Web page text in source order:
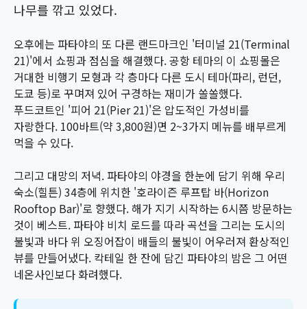
나무를 깎고 있었다.
오후에는 파타야의 또 다른 랜드마크인 '터미널 21(Terminal
21)'에서 쇼핑과 점심을 해결했다. 공항 테마의 이 쇼핑몰은
거대한 비행기 모형과 각 층마다 다른 도시 테마(파리, 런던,
도쿄 등)로 꾸며져 있어 구경하는 재미가 쏠쏠했다.
푸드코트인 '피어 21(Pier 21)'은 압도적인 가성비를
자랑한다. 100바트(약 3,800원)면 2~3가지 메뉴를 배부르게
먹을 수 있다.
그리고 대망의 저녁. 파타야의 야경을 한눈에 담기 위해 우리
숙소(힐튼) 34층에 위치한 '호라이즌 루프탑 바(Horizon
Rooftop Bar)'로 향했다. 해가 지기 시작하는 6시쯤 방문하는
것이 베스트. 파타야 비치 로드를 따라 곡선을 그리는 도시의
불빛과 바다 위 오징어잡이 배들의 불빛이 어우러져 환상적인
뷰를 만들어냈다. 칵테일 한 잔에 담긴 파타야의 밤은 그 어떤
네온사인보다 화려했다.